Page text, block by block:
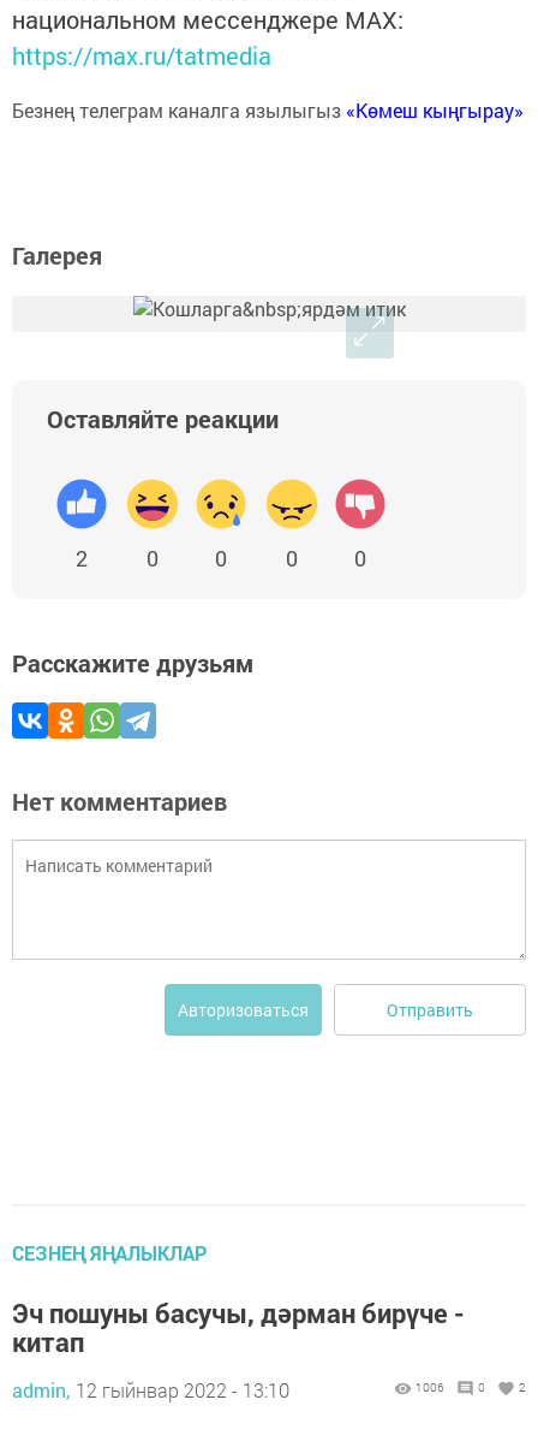
национальном мессенджере MАХ:
https://max.ru/tatmedia
Безнең телеграм каналга язылыгыз «Көмеш кыңгырау»
Галерея
Оставляйте реакции
2 0 0 0 0
Расскажите друзьям
Нет комментариев
Авторизоваться Отправить
СЕЗНЕҢ ЯҢАЛЫКЛАР
Эч пошуны басучы, дәрман бирүче -
китап
admin, 12 гыйнвар 2022 - 13:10 1006 0 2